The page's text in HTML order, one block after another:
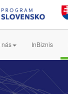
nás InBiznis